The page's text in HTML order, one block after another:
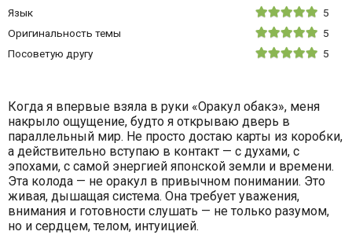
5
из
Язык
Моя
5
из
5
Оригинальность темы
Моя
5
5
Посоветую другу
Моя
5
5
Когда я впервые взяла в руки «Оракул обакэ», меня
накрыло ощущение, будто я открываю дверь в
параллельный мир. Не просто достаю карты из коробки,
а действительно вступаю в контакт — с духами, с
эпохами, с самой энергией японской земли и времени.
Эта колода — не оракул в привычном понимании. Это
живая, дышащая система. Она требует уважения,
внимания и готовности слушать — не только разумом,
но и сердцем, телом, интуицией.